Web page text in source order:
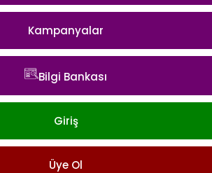
Kampanyalar
Bilgi Bankası
Giriş
Üye Ol